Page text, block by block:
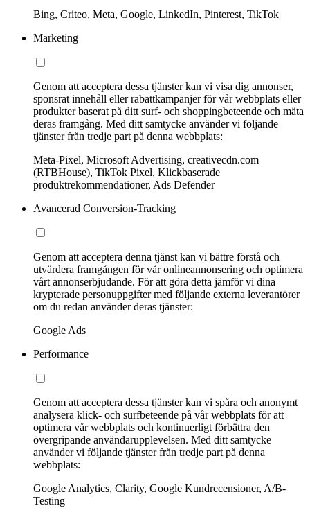
Bing, Criteo, Meta, Google, LinkedIn, Pinterest, TikTok
Marketing
Genom att acceptera dessa tjänster kan vi visa dig annonser,
sponsrat innehåll eller rabattkampanjer för vår webbplats eller
produkter baserat på ditt surf- och shoppingbeteende och mäta
deras framgång. Med ditt samtycke använder vi följande
tjänster från tredje part på denna webbplats:
Meta-Pixel, Microsoft Advertising, creativecdn.com
(RTBHouse), TikTok Pixel, Klickbaserade
produktrekommendationer, Ads Defender
Avancerad Conversion-Tracking
Genom att acceptera denna tjänst kan vi bättre förstå och
utvärdera framgången för vår onlineannonsering och optimera
vårt annonserbjudande. För att göra detta jämför vi dina
krypterade personuppgifter med följande externa leverantörer
om du redan använder deras tjänster:
Google Ads
Performance
Genom att acceptera dessa tjänster kan vi spåra och anonymt
analysera klick- och surfbeteende på vår webbplats för att
optimera vår webbplats och kontinuerligt förbättra den
övergripande användarupplevelsen. Med ditt samtycke
använder vi följande tjänster från tredje part på denna
webbplats:
Google Analytics, Clarity, Google Kundrecensioner, A/B-
Testing